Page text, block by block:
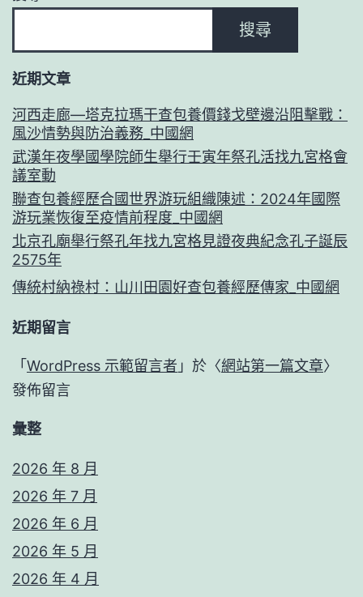
搜尋
近期文章
河西走廊—塔克拉瑪干查包養價錢戈壁邊沿阻擊戰：
風沙情勢與防治義務_中國網
武漢年夜學國學院師生舉行壬寅年祭孔活找九宮格會
議室動
聯查包養經歷合國世界游玩組織陳述：2024年國際
游玩業恢復至疫情前程度_中國網
北京孔廟舉行祭孔年找九宮格見證夜典紀念孔子誕辰
2575年
傳統村納祿村：山川田園好查包養經歷傳家_中國網
近期留言
「 WordPress 示範留言者 」於〈網站第一篇文章〉
發佈留言
彙整
2026 年 8 月
2026 年 7 月
2026 年 6 月
2026 年 5 月
2026 年 4 月